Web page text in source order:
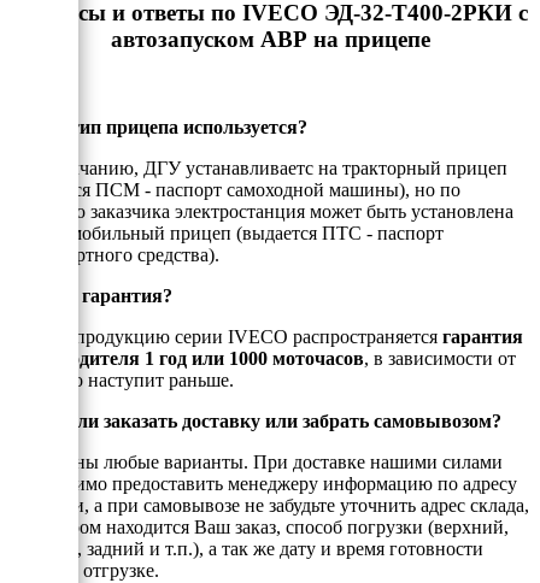
Вопросы и ответы по IVECO ЭД-32-Т400-2РКИ с
автозапуском АВР на прицепе
Какой тип прицепа используется?
По умолчанию, ДГУ устанавливаетс на тракторный прицеп
(выдается ПСМ - паспорт самоходной машины), но по
желанию заказчика электростанция может быть установлена
на автомобильный прицеп (выдается ПТС - паспорт
транспортного средства).
Есть ли гарантия?
На всю продукцию серии IVECO распространяется гарантия
производителя 1 год или 1000 моточасов, в зависимости от
того, что наступит раньше.
Можно ли заказать доставку или забрать самовывозом?
Возможны любые варианты. При доставке нашими силами
необходимо предоставить менеджеру информацию по адресу
доставки, а при самовывозе не забудьте уточнить адрес склада,
на котором находится Ваш заказ, способ погрузки (верхний,
боковой, задний и т.п.), а так же дату и время готовности
товара к отгрузке.